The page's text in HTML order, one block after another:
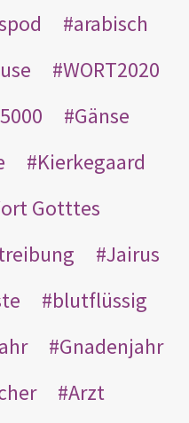
arabisch
WORT2020
5000
Gänse
Kierkegaard
Gotttes
Jairus
blutflüssig
Gnadenjahr
Arzt